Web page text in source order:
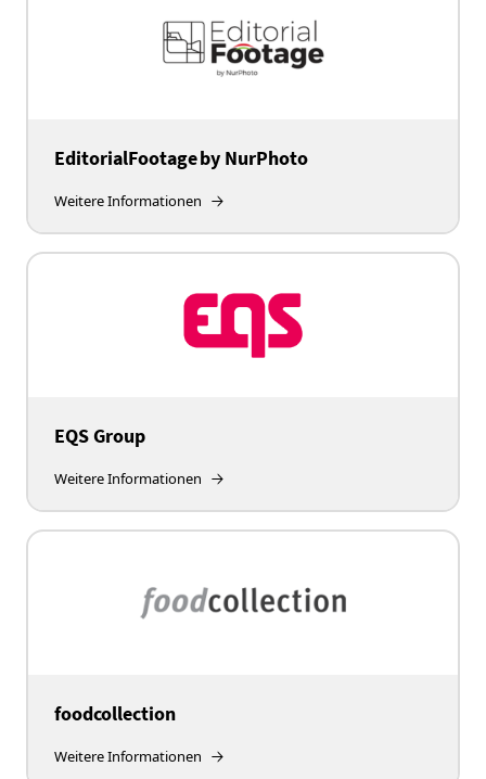
EditorialFootage by NurPhoto
Weitere Informationen
EQS Group
Weitere Informationen
foodcollection
Weitere Informationen